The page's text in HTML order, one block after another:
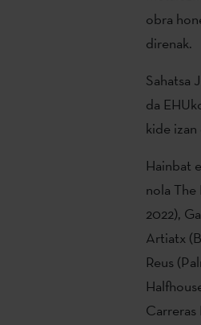
obra
direnak.
Sahatsa
da
kide izan
Hainbat
nola
2022),
Artiatx
Reus
Carreras